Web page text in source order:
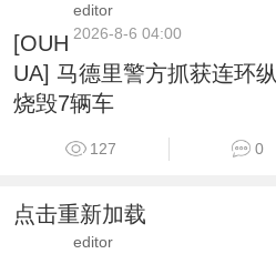
editor
2026-8-6 04:00
[OUH
UA] 马德里警方抓获连环
烧毁7辆车
127 0
点击重新加载
editor